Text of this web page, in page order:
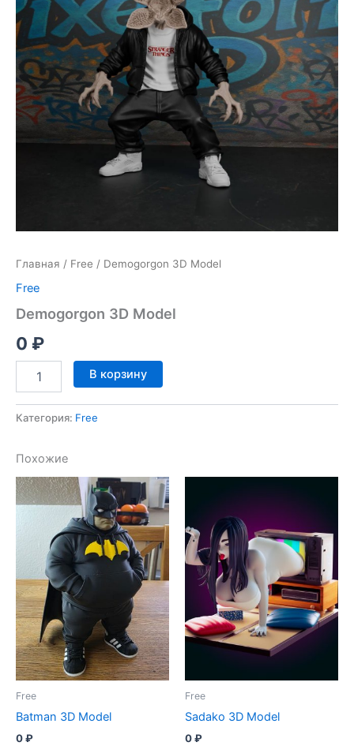
Главная / Free / Demogorgon 3D Model
Free
Demogorgon 3D Model
0 ₽
Количество
товара
3D
В корзину
Категория: Free
Похожие
Free
Batman 3D Model
0₽
Free
Sadako 3D Model
0₽